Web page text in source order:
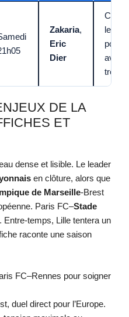
Zakaria,
Eric
Dier
le
avant
trêve
DE LA
ET
dense et lisible. Le leader
en clôture, alors que
de Marseille-Brest
Paris FC–Stade
Entre-temps, Lille tentera un
raconte une saison
FC–Rennes pour soigner
duel direct pour l’Europe.